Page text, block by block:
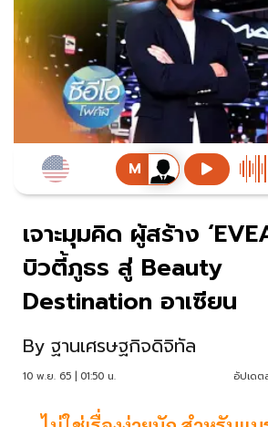
เจาะมุมคิด ผู้สร้าง
บิวตี้ภูธร สู่ Beauty
Destination อาเซียน
By ฐานเศรษฐกิจดิจิทัล
10 พ.ย. 65 | 01:50 น. อัปเดต